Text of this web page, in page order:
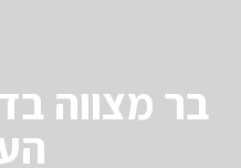
בר מצווה